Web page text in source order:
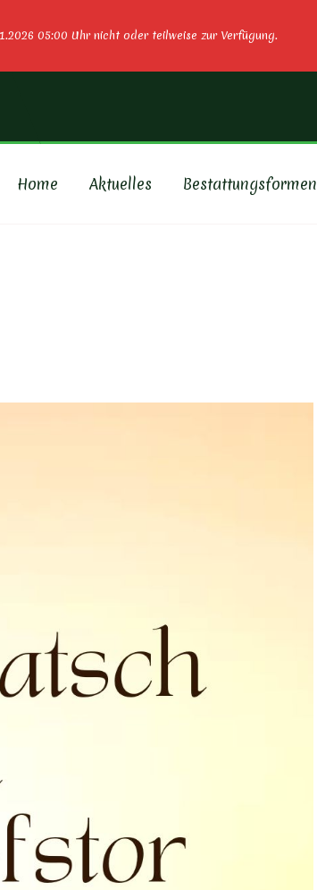
05:00 Uhr nicht oder teilweise zur Verfügung.
Home Aktuelles Bestattungsformen